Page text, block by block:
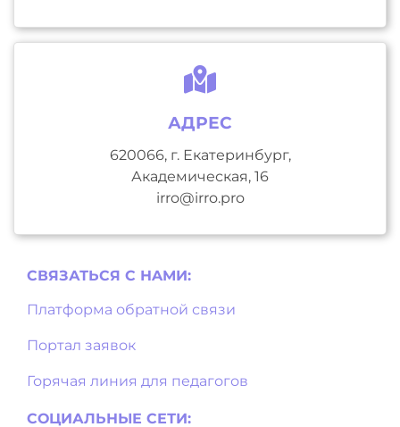
АДРЕС
620066, г. Екатеринбург,
Академическая, 16
irro@irro.pro
СВЯЗАТЬСЯ С НAМИ:
Платформа обратной связи
Портал заявок
Горячая линия для педагогов
СОЦИАЛЬНЫЕ СЕТИ: